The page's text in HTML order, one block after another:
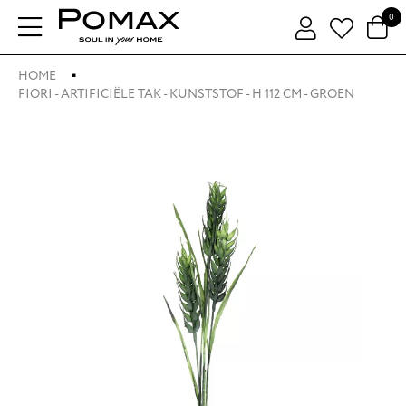
0
HOME
FIORI - ARTIFICIËLE TAK - KUNSTSTOF - H 112 CM - GROEN